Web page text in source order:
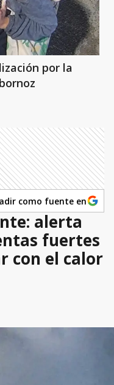
por la
como fuente en
alerta
fuertes
con el calor